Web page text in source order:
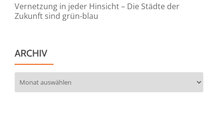
Vernetzung in jeder Hinsicht – Die Städte der
Zukunft sind grün-blau
ARCHIV